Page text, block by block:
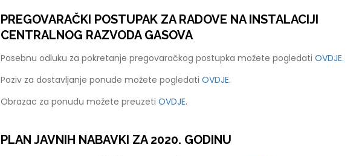
PREGOVARAČKI POSTUPAK ZA RADOVE NA INSTALACIJI
CENTRALNOG RAZVODA GASOVA
Posebnu odluku za pokretanje pregovaračkog postupka možete pogledati OVDJE.
Poziv za dostavljanje ponude možete pogledati OVDJE.
Obrazac za ponudu možete preuzeti OVDJE.
PLAN JAVNIH NABAVKI ZA 2020. GODINU